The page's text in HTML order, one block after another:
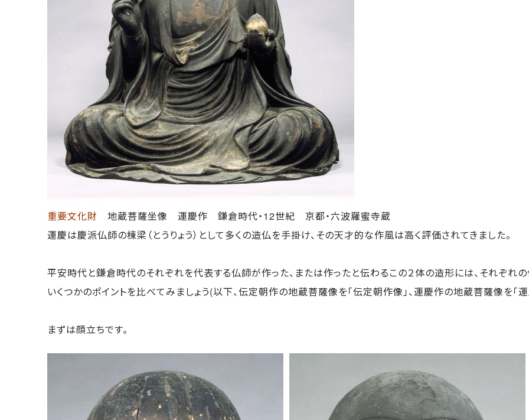
重要文化財 地蔵菩薩坐像 運慶作 鎌倉時代・12世紀 京都・六波羅蜜寺蔵
運慶は慶派仏師の棟梁（とうりょう）として多くの造仏を手掛け、その天才的な作風は高く評価されてきました。
平安時代と鎌倉時代のそれぞれを代表する仏師が作った、または作ったと伝わるこの２体の造形には、それぞれ
いくつかのポイントを比べてみましょう(以下、伝定朝作の地蔵菩薩像を「伝定朝作像」、運慶作の地蔵菩薩像を「運
まずは顔立ちです。